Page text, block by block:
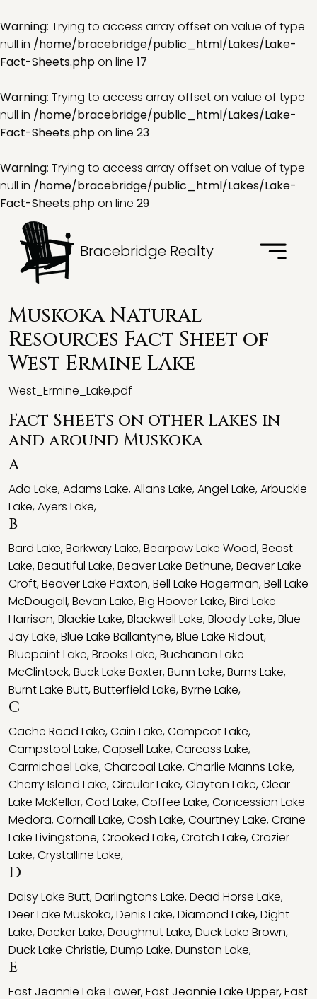
Warning: Trying to access array offset on value of type
null in /home/bracebridge/public_html/Lakes/Lake-
Fact-Sheets.phpon line 17
Warning: Trying to access array offset on value of type
null in /home/bracebridge/public_html/Lakes/Lake-
Fact-Sheets.phpon line 23
Warning: Trying to access array offset on value of type
null in /home/bracebridge/public_html/Lakes/Lake-
Fact-Sheets.phpon line 29
Bracebridge Realty
Muskoka Natural
Resources Fact Sheet of
West Ermine Lake
West_Ermine_Lake.pdf
Fact Sheets on other Lakes in
and around Muskoka
A
Ada Lake,Adams Lake,Allans Lake,Angel Lake,Arbuckle
Lake,Ayers Lake,
B
Bard Lake,Barkway Lake,Bearpaw Lake Wood,Beast
Lake,Beautiful Lake,Beaver Lake Bethune,Beaver Lake
Croft,Beaver Lake Paxton,Bell Lake Hagerman,Bell Lake
McDougall,Bevan Lake,Big Hoover Lake,Bird Lake
Harrison,Blackie Lake,Blackwell Lake,Bloody Lake,Blue
Jay Lake,Blue Lake Ballantyne,Blue Lake Ridout,
Bluepaint Lake,Brooks Lake,Buchanan Lake
McClintock,Buck Lake Baxter,Bunn Lake,Burns Lake,
Burnt Lake Butt,Butterfield Lake,Byrne Lake,
C
Cache Road Lake,Cain Lake,Campcot Lake,
Campstool Lake,Capsell Lake,Carcass Lake,
Carmichael Lake,Charcoal Lake,Charlie Manns Lake,
Cherry Island Lake,Circular Lake,Clayton Lake,Clear
Lake McKellar,Cod Lake,Coffee Lake,Concession Lake
Medora,Cornall Lake,Cosh Lake,Courtney Lake,Crane
Lake Livingstone,Crooked Lake,Crotch Lake,Crozier
Lake,Crystalline Lake,
D
Daisy Lake Butt,Darlingtons Lake,Dead Horse Lake,
Deer Lake Muskoka,Denis Lake,Diamond Lake,Dight
Lake,Docker Lake,Doughnut Lake,Duck Lake Brown,
Duck Lake Christie,Dump Lake,Dunstan Lake,
E
East Jeannie Lake Lower,East Jeannie Lake Upper,East